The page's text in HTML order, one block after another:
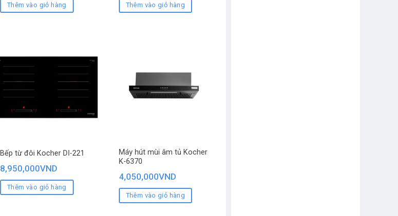
Thêm vào giỏ hàng Thêm vào giỏ hàng
Bếp từ đôi Kocher DI-221
8,950,000VND
Thêm vào giỏ hàng
Máy hút mùi âm tủ Kocher
K-6370
4,050,000VND
Thêm vào giỏ hàng